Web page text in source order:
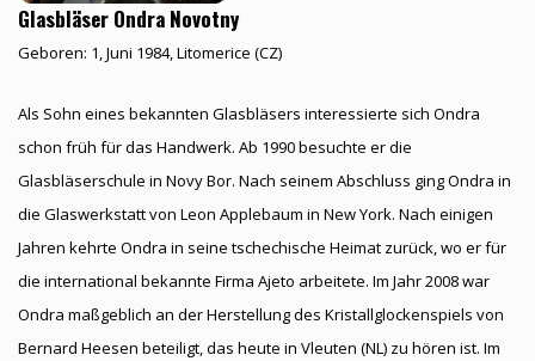
Glasbläser Ondra Novotny
Geboren: 1, Juni 1984, Litomerice (CZ)
Als Sohn eines bekannten Glasbläsers interessierte sich Ondra
schon früh für das Handwerk. Ab 1990 besuchte er die
Glasbläserschule in Novy Bor. Nach seinem Abschluss ging Ondra in
die Glaswerkstatt von Leon Applebaum in New York. Nach einigen
Jahren kehrte Ondra in seine tschechische Heimat zurück, wo er für
die international bekannte Firma Ajeto arbeitete. Im Jahr 2008 war
Ondra maßgeblich an der Herstellung des Kristallglockenspiels von
Bernard Heesen beteiligt, das heute in Vleuten (NL) zu hören ist. Im